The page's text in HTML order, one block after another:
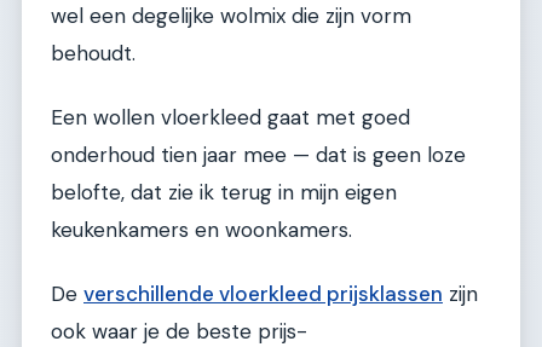
wel een degelijke wolmix die zijn vorm
behoudt.
Een wollen vloerkleed gaat met goed
onderhoud tien jaar mee — dat is geen loze
belofte, dat zie ik terug in mijn eigen
keukenkamers en woonkamers.
De verschillende vloerkleed prijsklassen zijn
ook waar je de beste prijs-